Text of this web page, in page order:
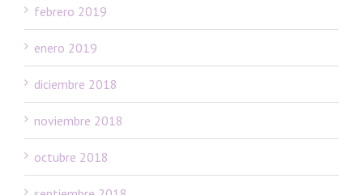
febrero 2019
enero 2019
diciembre 2018
noviembre 2018
octubre 2018